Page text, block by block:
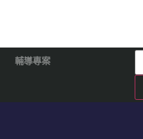
輔導專案